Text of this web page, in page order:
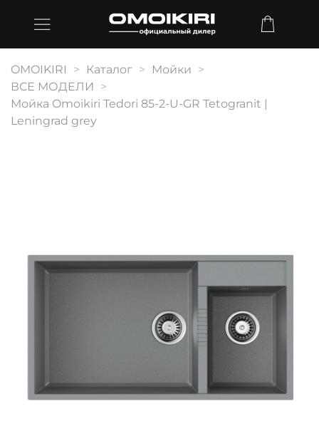
OMOIKIRI Каталог
Мойки
ВСЕ МОДЕЛИ
Мойка Omoikiri Tedori 85-2-U-GR Tetogranit |
Leningrad grey